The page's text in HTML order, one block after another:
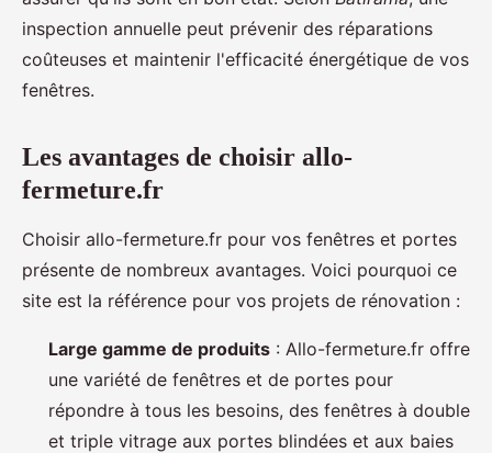
inspection annuelle peut prévenir des réparations
coûteuses et maintenir l'efficacité énergétique de vos
fenêtres.
Les avantages de choisir allo-
fermeture.fr
Choisir allo-fermeture.fr pour vos fenêtres et portes
présente de nombreux avantages. Voici pourquoi ce
site est la référence pour vos projets de rénovation :
Large gamme de produits : Allo-fermeture.fr offre
une variété de fenêtres et de portes pour
répondre à tous les besoins, des fenêtres à double
et triple vitrage aux portes blindées et aux baies